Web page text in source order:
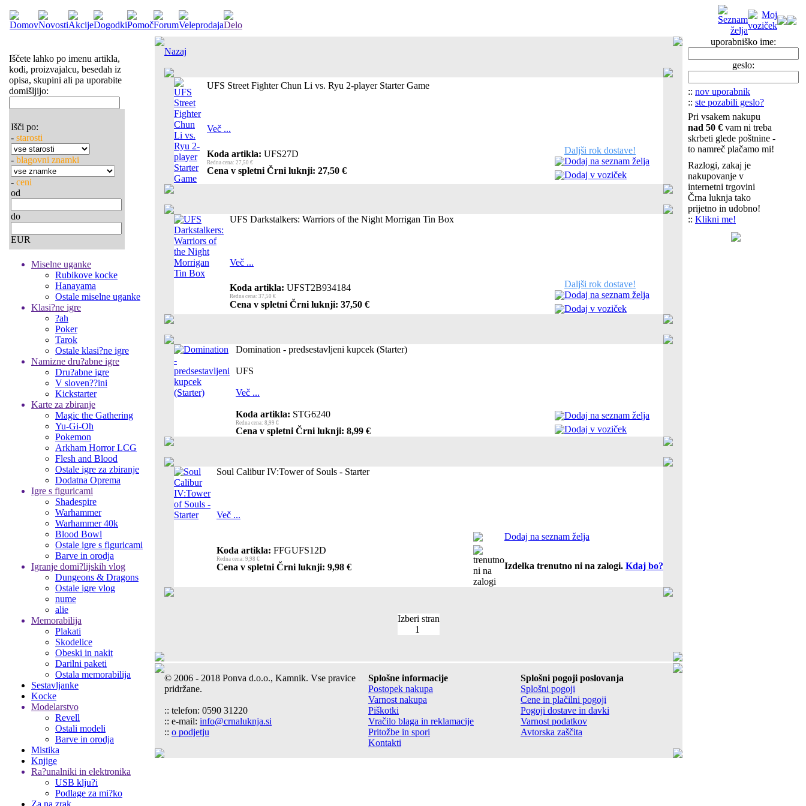
Iščete lahko po imenu artikla,
kodi, proizvajalcu, besedah iz
opisa, skupini ali pa uporabite
domišljijo:
Išči po:
- starosti
- blagovni znamki
- ceni
od
do
EUR
Miselne uganke
Rubikove kocke
Hanayama
Ostale miselne uganke
Klasi?ne igre
?ah
Poker
Tarok
Ostale klasi?ne igre
Namizne dru?abne igre
Dru?abne igre
V sloven??ini
Kickstarter
Karte za zbiranje
Magic the Gathering
Yu-Gi-Oh
Pokemon
Arkham Horror LCG
Flesh and Blood
Ostale igre za zbiranje
Dodatna Oprema
Igre s figuricami
Shadespire
Warhammer
Warhammer 40k
Blood Bowl
Ostale igre s figuricami
Barve in orodja
Igranje domi?lijskih vlog
Dungeons & Dragons
Ostale igre vlog
nume
alie
Memorabilija
Plakati
Skodelice
Obeski in nakit
Darilni paketi
Ostala memorabilija
Sestavljanke
Kocke
Modelarstvo
Revell
Ostali modeli
Barve in orodja
Mistika
Knjige
Ra?unalniki in elektronika
USB klju?i
Podlage za mi?ko
Za na zrak
Nazaj
UFS Street Fighter Chun Li vs. Ryu 2-player Starter Game
Več ...
Koda artikla: UFS27D
Redna cena: 27,50 €
Cena v spletni Črni luknji: 27,50 €
Daljši rok dostave!
Dodaj na seznam želja
Dodaj v voziček
UFS Darkstalkers: Warriors of the Night Morrigan Tin Box
Več ...
Koda artikla: UFST2B934184
Redna cena: 37,50 €
Cena v spletni Črni luknji: 37,50 €
Daljši rok dostave!
Dodaj na seznam želja
Dodaj v voziček
Domination - predsestavljeni kupcek (Starter)
UFS
Več ...
Koda artikla: STG6240
Redna cena: 8,99 €
Cena v spletni Črni luknji: 8,99 €
Dodaj na seznam želja
Dodaj v voziček
Soul Calibur IV:Tower of Souls - Starter
Več ...
Koda artikla: FFGUFS12D
Redna cena: 9,98 €
Cena v spletni Črni luknji: 9,98 €
Dodaj na seznam želja
Izdelka trenutno ni na zalogi. Kdaj bo?
Izberi stran
1
© 2006 - 2018 Ponva d.o.o., Kamnik. Vse pravice
pridržane.
:: telefon: 0590 31220
:: e-mail: info@crnaluknja.si
:: o podjetju
Splošne informacije
Postopek nakupa
Varnost nakupa
Piškotki
Vračilo blaga in reklamacije
Pritožbe in spori
Kontakti
Splošni pogoji poslovanja
Splošni pogoji
Cene in plačilni pogoji
Pogoji dostave in davki
Varnost podatkov
Avtorska zaščita
uporabniško ime:
geslo:
:: nov uporabnik
:: ste pozabili geslo?
Pri vsakem nakupu
nad 50 € vam ni treba
skrbeti glede poštnine -
to namreč plačamo mi!
Razlogi, zakaj je
nakupovanje v
internetni trgovini
Črna luknja tako
prijetno in udobno!
:: Klikni me!